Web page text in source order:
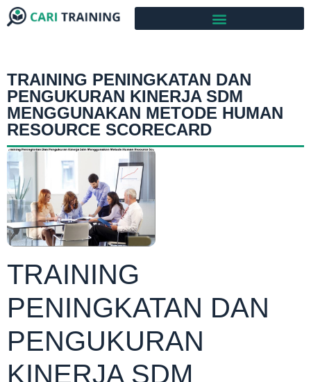
TRAINING PENINGKATAN DAN
PENGUKURAN KINERJA SDM
MENGGUNAKAN METODE HUMAN
RESOURCE SCORECARD
TRAINING
PENINGKATAN DAN
PENGUKURAN
KINERJA SDM